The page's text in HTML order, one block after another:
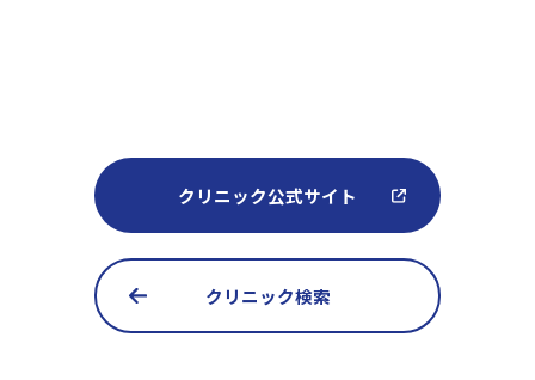
クリニック公式サイト
クリニック検索